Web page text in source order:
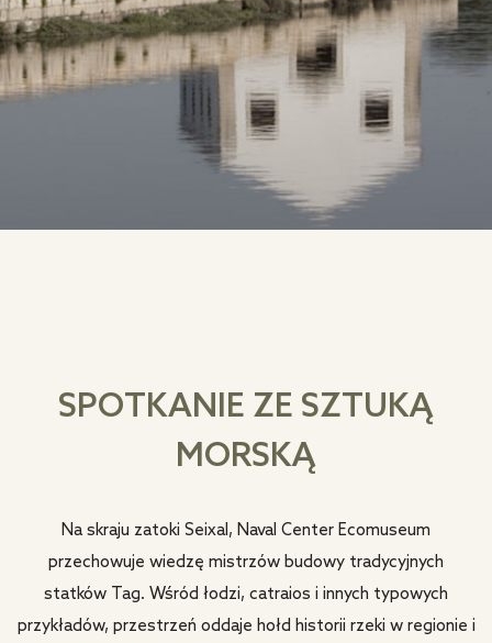
SPOTKANIE ZE SZTUKĄ
MORSKĄ
Na skraju zatoki Seixal, Naval Center Ecomuseum
przechowuje wiedzę mistrzów budowy tradycyjnych
statków Tag. Wśród łodzi, catraios i innych typowych
przykładów, przestrzeń oddaje hołd historii rzeki w regionie i